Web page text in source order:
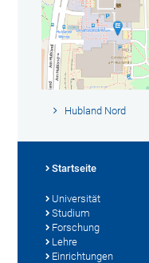
Hubland Nord
Startseite
Universität
Studium
Forschung
Lehre
Einrichtungen